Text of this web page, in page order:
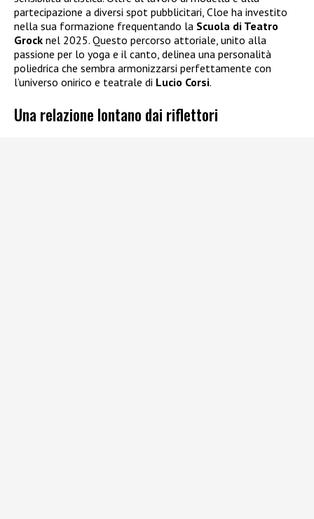
partecipazione a diversi spot pubblicitari, Cloe ha investito
nella sua formazione frequentando la Scuola di Teatro
Grock nel 2025. Questo percorso attoriale, unito alla
passione per lo yoga e il canto, delinea una personalità
poliedrica che sembra armonizzarsi perfettamente con
l’universo onirico e teatrale di Lucio Corsi.
Una relazione lontano dai riflettori